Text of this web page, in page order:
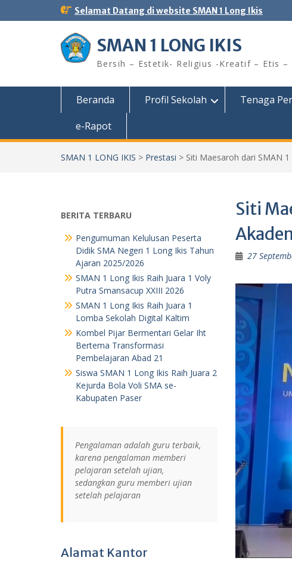
to
Selamat Datang di website SMAN 1 Long Ikis
SMAN 1 LONG IKIS
Bersih – Estetik- Religius -Kreatif – Etis
Beranda Profil Sekolah Tenaga
e-Rapot
SMAN 1 LONG IKIS > Prestasi > Siti Maesaroh dari SMAN
Siti
27
BERITA TERBARU
Pengumuman Kelulusan Peserta
Didik SMA Negeri 1 Long Ikis Tahun
Ajaran 2025/2026
SMAN 1 Long Ikis Raih Juara 1 Voly
Putra Smansacup XXIII 2026
SMAN 1 Long Ikis Raih Juara 1
Lomba Sekolah Digital Kaltim
Kombel Pijar Bermentari Gelar Iht
Bertema Transformasi
Pembelajaran Abad 21
Siswa SMAN 1 Long Ikis Raih Juara 2
Kejurda Bola Voli SMA se-
Kabupaten Paser
Pengalaman adalah guru terbaik,
karena pengalaman memberi
pelajaran setelah ujian,
sedangkan guru memberi ujian
setelah pelajaran
Alamat Kantor